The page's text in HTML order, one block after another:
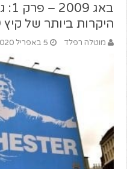
היקרות ביותר של קיץ 2009
מוטלה רפלד 5 באפריל 2020